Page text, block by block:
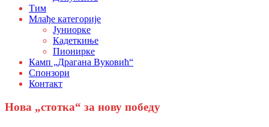
Тим
Млађе категорије
Јуниорке
Кадеткиње
Пионирке
Камп „Драгана Вуковић“
Спонзори
Контакт
Нова „стотка“ за нову победу